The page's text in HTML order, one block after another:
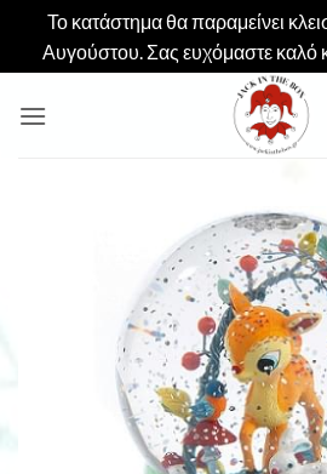
Το κατάστημα θα παραμείνει
Αυγούστου. Σας ευχόμαστε καλό
στο